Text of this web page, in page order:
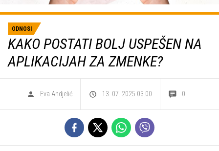
ODNOSI
KAKO POSTATI BOLJ USPEŠEN NA
APLIKACIJAH ZA ZMENKE?
Eva Andjelić 13. 07. 2025 03.00 0